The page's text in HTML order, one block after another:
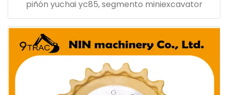
piñón yuchai yc85, segmento miniexcavator